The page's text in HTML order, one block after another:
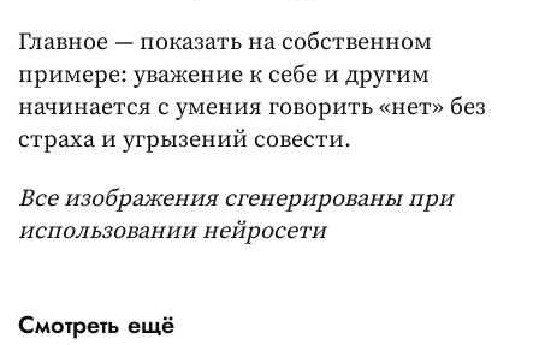
Главное — показать на собственном
примере: уважение к себе и другим
начинается с умения говорить «нет» без
страха и угрызений совести.
Все изображения сгенерированы при
использовании нейросети
Смотреть ещё